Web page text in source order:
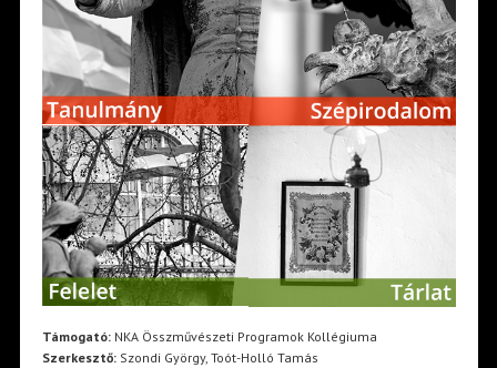
Támogató:NKA Összművészeti Programok Kollégiuma
Szerkesztő:Szondi György, Toót-Holló Tamás